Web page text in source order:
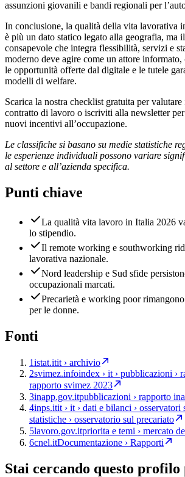
assunzioni giovanili e bandi regionali per
In conclusione, la qualità della vita lavorativa
è più un dato statico legato alla geografia, ma
consapevole che integra flessibilità, servizi e
moderno deve agire come un attore informato,
le opportunità offerte dal digitale e le tutele
modelli di welfare.
Scarica la nostra checklist gratuita per
contratto di lavoro o iscriviti alla newsletter
nuovi incentivi all’occupazione.
Le classifiche si basano su medie statistiche
le esperienze individuali possono variare
al settore e all’azienda specifica.
Punti chiave
La qualità vita lavoro in Italia 2026
lo stipendio.
Il remote working e southworking
lavorativa nazionale.
Nord leadership e Sud sfide
occupazionali marcati.
Precarietà e working poor
per le donne.
Fonti
1istat.itit › archivio
2svimez.infoindex › it › pubblicazioni ›
rapporto svimez 2023
3inapp.gov.itpubblicazioni › rapporto
4inps.itit › it › dati e bilanci › osservatori
statistiche › osservatorio sul precariato
5lavoro.gov.itpriorita e temi › mercato
6cnel.itDocumentazione › Rapporti
Stai cercando questo profilo